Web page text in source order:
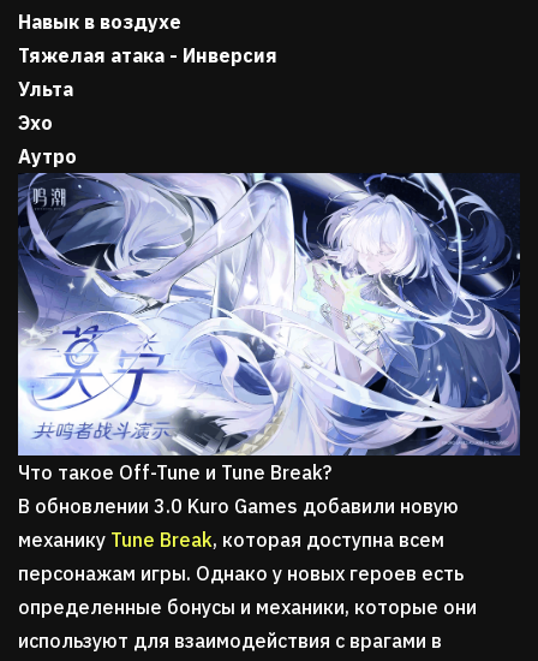
Навык в воздухе
Тяжелая атака - Инверсия
Ульта
Эхо
Аутро
Что такое Off-Tune и Tune Break?
В обновлении 3.0 Kuro Games добавили новую
механику Tune Break, которая доступна всем
персонажам игры. Однако у новых героев есть
определенные бонусы и механики, которые они
используют для взаимодействия с врагами в